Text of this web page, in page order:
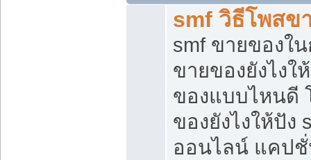
smf วิธีโพสข
smf ขายของใ
ขายของยังไง
ของแบบไหนดี
ของยังไงให้ปั
ออนไลน์ แคป